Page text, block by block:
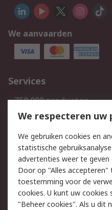
We aanvaarden
Services
750.000 producten
Bestellen
Track & Trace
Wettelijk
Cookiebeleid
Privacybeleid
We respecteren uw
We gebruiken cookies en
statistische
advertenties weer te geven
Door op "Alles accepteren"
toestemming voor de
cookies. U kunt uw
"Beheer cookies". Als u dit